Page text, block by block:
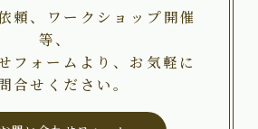
頼、ワークショップ開催
等、
フォームより、お気軽に
合せください。